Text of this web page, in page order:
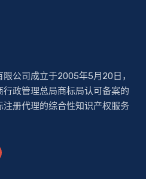
公司成立于2005年5月20日，
政管理总局商标局认可备案的
册代理的综合性知识产权服务